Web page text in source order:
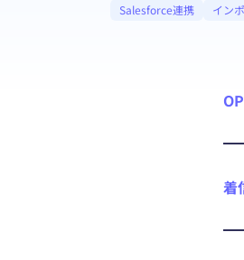
Salesforce連携 イン
着